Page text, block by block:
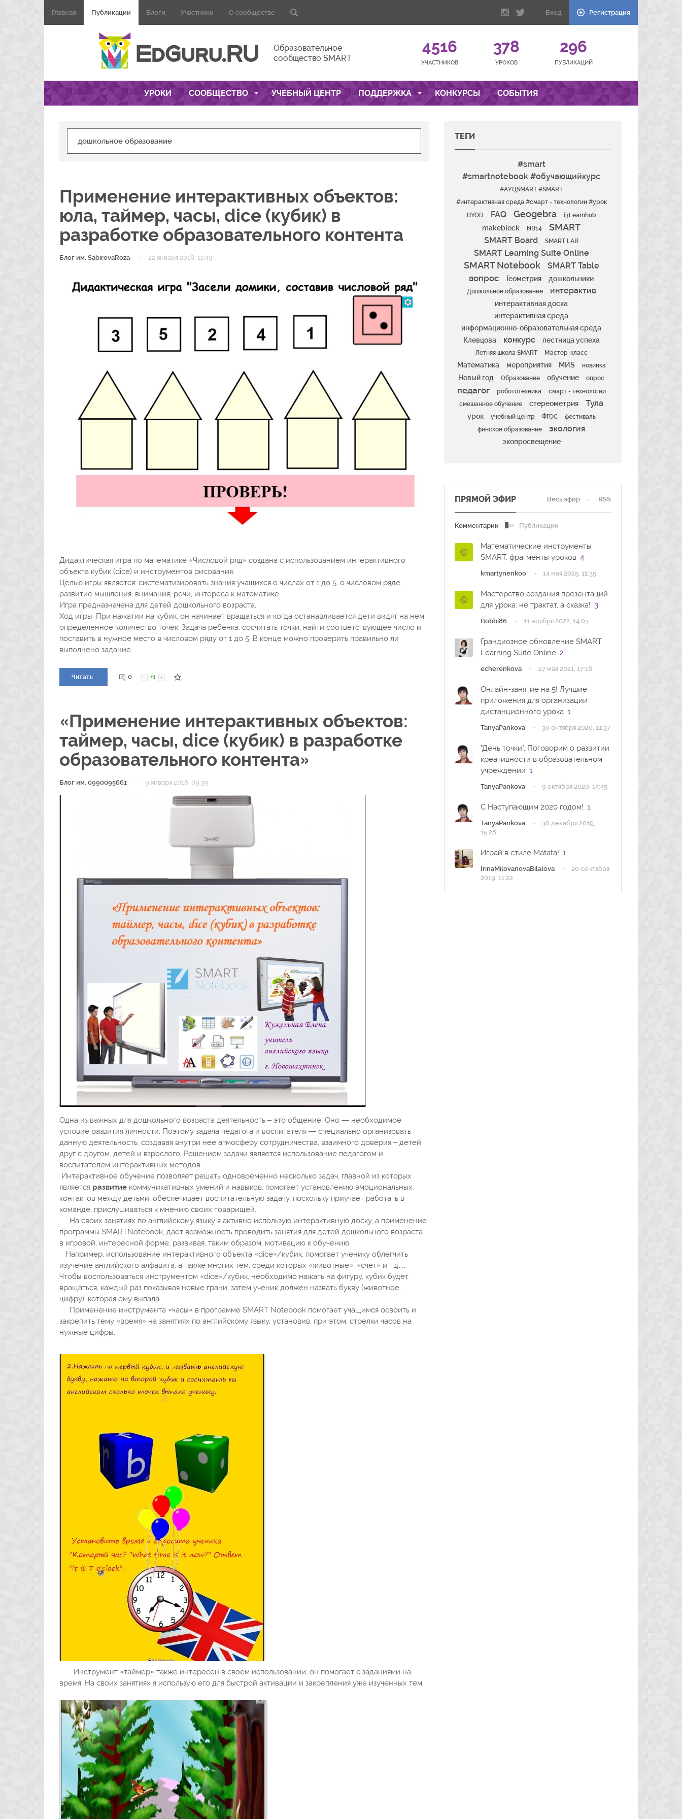
Главная Публикации Блоги Участники О сообществе Вход Регистрация
Образовательное
сообщество SMART
4516
УЧАСТНИКОВ
378
УРОКОВ
296
ПУБЛИКАЦИЙ
УРОКИ СООБЩЕСТВО УЧЕБНЫЙ ЦЕНТР ПОДДЕРЖКА КОНКУРСЫ СОБЫТИЯ
Применение интерактивных объектов:
юла, таймер, часы, dice (кубик) в
разработке образовательного контента
Блог им. SabirovaRoza · 22 января 2018, 11:49
Дидактическая игра по математике «Числовой ряд» создана с использованием интерактивного
объекта кубик (dice) и инструментов рисования.
Целью игры является: систематизировать знания учащихся о числах от 1 до 5, о числовом ряде,
развитие мышления, внимания, речи, интереса к математике.
Игра предназначена для детей дошкольного возраста.
Ход игры: При нажатии на кубик, он начинает вращаться и когда останавливается дети видят на нем
определенное количество точек. Задача ребенка: сосчитать точки, найти соответствующее число и
поставить в нужное место в числовом ряду от 1 до 5. В конце можно проверить правильно ли
выполнено задание.
Читать 0 +1
«Применение интерактивных объектов:
таймер, часы, dice (кубик) в разработке
образовательного контента»
Блог им. 0990095661 · 9 января 2018, 09:39
Одна из важных для дошкольного возраста деятельность – это общение. Оно — необходимое
условие развития личности. Поэтому задача педагога и воспитателя — специально организовать
данную деятельность, создавая внутри нее атмосферу сотрудничества, взаимного доверия – детей
друг с другом, детей и взрослого. Решением задачи является использование педагогом и
воспитателем интерактивных методов.
Интерактивное обучение позволяет решать одновременно несколько задач, главной из которых
является развитие коммуникативных умений и навыков, помогает установлению эмоциональных
контактов между детьми, обеспечивает воспитательную задачу, поскольку приучает работать в
команде, прислушиваться к мнению своих товарищей.
На своих занятиях по английскому языку я активно использую интерактивную доску, а применение
программы SMARTNotebook, дает возможность проводить занятия для детей дошкольного возраста
в игровой, интересной форме, развивая, таким образом, мотивацию к обучению.
Например, использование интерактивного объекта «dice»/кубик, помогает ученику облегчить
изучение английского алфавита, а также многих тем, среди которых «животные», «счет» и т.д…
Чтобы воспользоваться инструментом «dice»/кубик, необходимо нажать на фигуру, кубик будет
вращаться, каждый раз показывая новые грани, затем ученик должен назвать букву (животное,
цифру), которая ему выпала.
Применение инструмента «часы» в программе SMART Notebook помогает учащимся освоить и
закрепить тему «время» на занятиях по английскому языку, установив, при этом, стрелки часов на
нужные цифры.
Инструмент «таймер» также интересен в своем использовании, он помогает с заданиями на
время. На своих занятиях я использую его для быстрой активации и закрепления уже изученных тем.
ТЕГИ
#smart
#smartnotebook #обучающийкурс
#АУЦSMART #SMART
#интерактивная среда #смарт - технологии #урок
BYOD
FAQ Geogebra i3Learnhub
makeblock NB14 SMART
SMART Board SMART LAB
SMART Learning Suite Online
SMART Notebook SMART Table
вопрос Геометрия дошкольники
Дошкольное образование интерактив
интерактивная доска
интерактивная среда
информационно-образовательная среда
Клевцова
конкурс лестница успеха
Летняя школа SMART Мастер-класс
Математика мероприятия МИS новинка
Новый год Образование обучение опрос
педагог робототехника
смарт - технологии
смешанное обучение
стереометрия Тула
урок учебный центр ФГОС
фестиваль
финское образование
экология
экопросвещение
ПРЯМОЙ ЭФИР
Комментарии Публикации
Математические инструменты
SMART: фрагменты уроков 4
kmartynenkoo · 14 мая 2025, 11:35
Мастерство создания презентаций
для урока: не трактат, а сказка! 3
Bobbi86 · 11 ноября 2022, 14:03
Грандиозное обновление SMART
Learning Suite Online 2
echerenkova · 27 мая 2021, 17:18
Онлайн-занятие на 5! Лучшие
приложения для организации
дистанционного урока 1
TanyaPankova · 30 октября 2020, 11:37
"День точки". Поговорим о развитии
креативности в образовательном
учреждении 1
TanyaPankova · 9 октября 2020, 14:45
C Наступающим 2020 годом! 1
TanyaPankova ·
30 декабря 2019,
15:28
Играй в стиле Matata! 1
IrinaMilovanovaBilalova ·
20 сентября
2019, 11:22
Весь эфир RSS